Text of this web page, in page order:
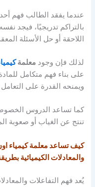
عندما يفقد الطالب فهم
بالتراكم تدريجيًا، فيجد
اللاحقة أو حل الأسئلة
لذلك فإن وجودمعلمة
على بناء فهم متكامل
ويمنحه القدرة على
كما تساعد الدروس
تنتج عن الغياب أو صعوبة
كيف تساعد معلمة كيمياء
والمعادلات الكيميائية
يُعد فهم التفاعلات